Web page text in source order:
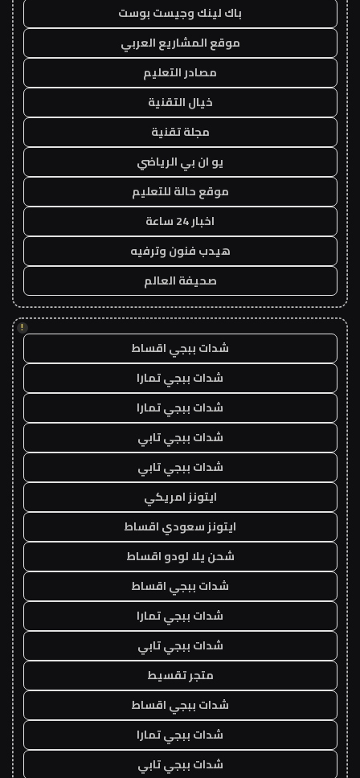
باك لينك وجيست بوست
موقع المشاريع العربي
مصادر التعليم
خيال التقنية
مجلة تقنية
يو ان بي الرياضي
موقع حالة للتعليم
اخبار 24 ساعة
هيدب فنون وترفيه
صحيفة العالم
!
شدات ببجي اقساط
شدات ببجي تمارا
شدات ببجي تمارا
شدات ببجي تابي
شدات ببجي تابي
ايتونز امريكي
ايتونز سعودي اقساط
شحن يلا لودو اقساط
شدات ببجي اقساط
شدات ببجي تمارا
شدات ببجي تابي
متجر تقسيط
شدات ببجي اقساط
شدات ببجي تمارا
شدات ببجي تابي